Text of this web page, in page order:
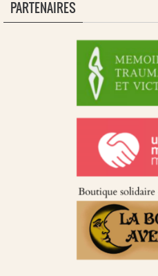
PARTENAIRES